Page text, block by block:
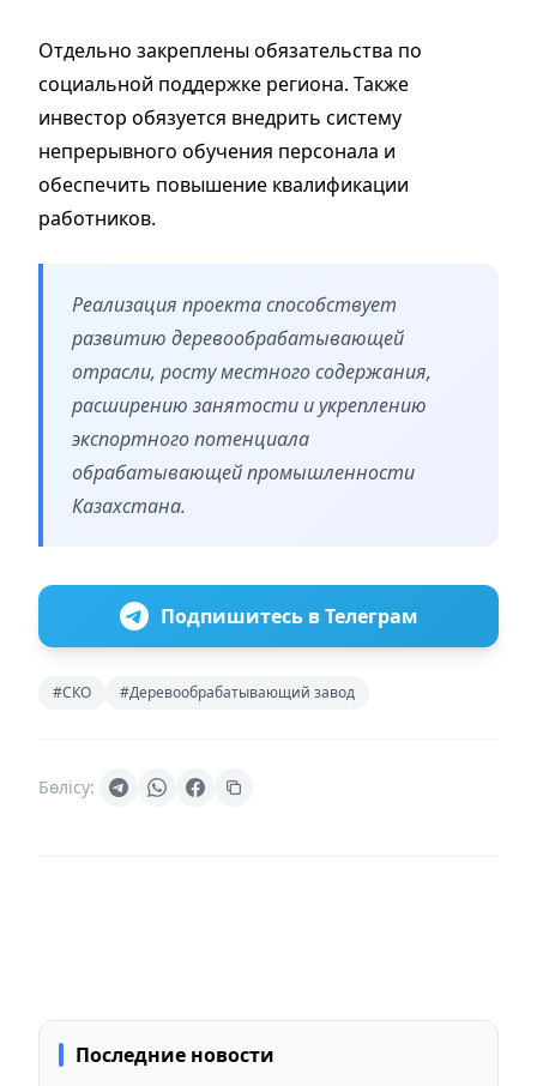
Отдельно закреплены обязательства по
социальной поддержке региона. Также
инвестор обязуется внедрить систему
непрерывного обучения персонала и
обеспечить повышение квалификации
работников.
Реализация проекта способствует
развитию деревообрабатывающей
отрасли, росту местного содержания,
расширению занятости и укреплению
экспортного потенциала
обрабатывающей промышленности
Казахстана.
Подпишитесь в Телеграм
#СКО #Деревообрабатывающий завод
Бөлісу:
Последние новости